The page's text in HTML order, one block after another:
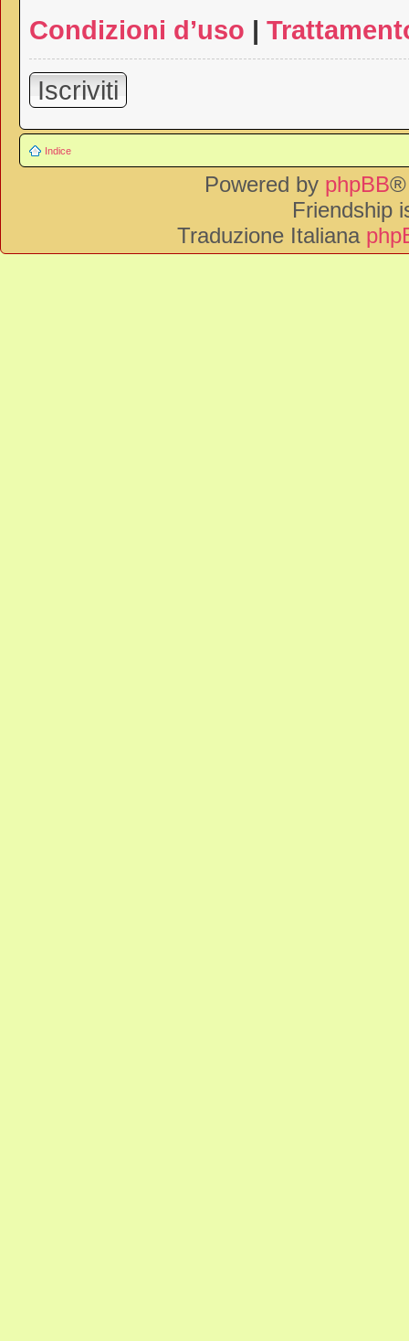
Condizioni d’uso |
Iscriviti
Indice
Powered by phpBB®
Friendship
Traduzione Italiana